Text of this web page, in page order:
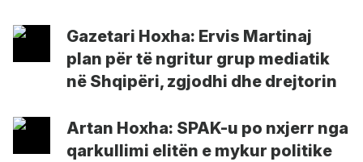
Gazetari Hoxha: Ervis Martinaj
plan për të ngritur grup mediatik
në Shqipëri, zgjodhi dhe drejtorin
Artan Hoxha: SPAK-u po nxjerr nga
qarkullimi elitën e mykur politike